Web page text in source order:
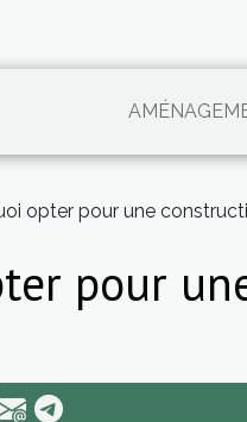
opter pour une
pour